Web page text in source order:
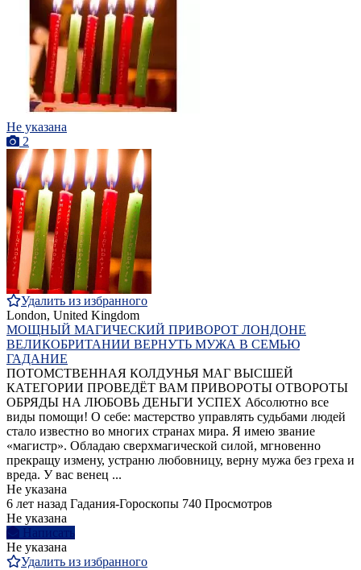
Не указана
2
Удалить из избранного
London, United Kingdom
МОЩНЫЙ МАГИЧЕСКИЙ ПРИВОРОТ ЛОНДОНЕ
ВЕЛИКОБРИТАНИИ ВЕРНУТЬ МУЖА В СЕМЬЮ
ГАДАНИЕ
ПОТОМСТВЕННАЯ КОЛДУНЬЯ МАГ ВЫСШЕЙ
КАТЕГОРИИ ПРОВЕДЁТ ВАМ ПРИВОРОТЫ ОТВОРОТЫ
ОБРЯДЫ НА ЛЮБОВЬ ДЕНЬГИ УСПЕХ Абсолютно все
виды помощи! О себе: мастерство управлять судьбами людей
стало известно во многих странах мира. Я имею звание
«магистр». Обладаю сверхмагической силой, мгновенно
прекращу измену, устраню любовницу, верну мужа без греха и
вреда. У вас венец ...
Не указана
6 лет назад Гадания-Гороскопы 740 Просмотров
Не указана
Написать
Не указана
Удалить из избранного